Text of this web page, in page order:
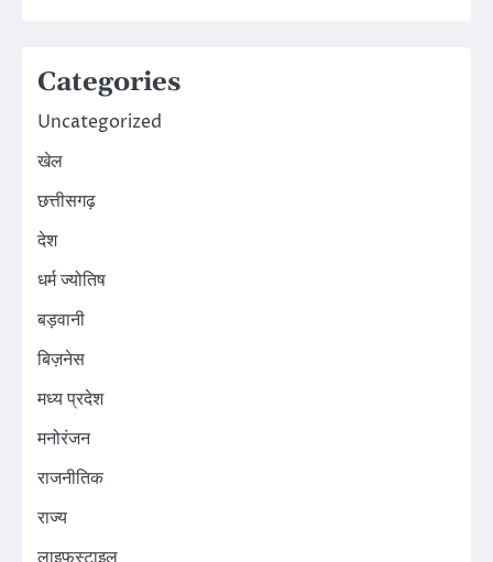
Categories
Uncategorized
खेल
छत्तीसगढ़
देश
धर्म ज्योतिष
बड़वानी
बिज़नेस
मध्य प्रदेश
मनोरंजन
राजनीतिक
राज्य